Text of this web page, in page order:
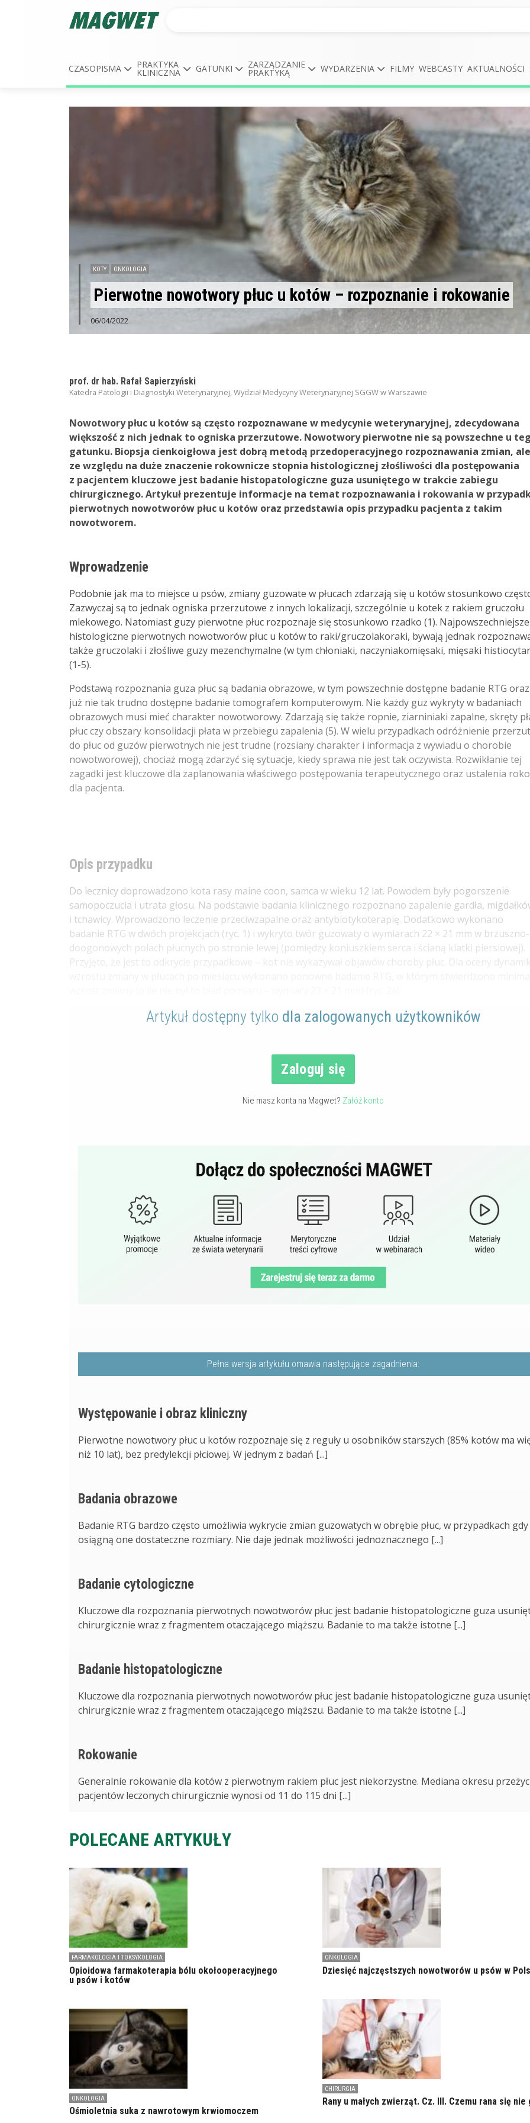
CZASOPISMA PRAKTYKA
KLINICZNA GATUNKI ZARZĄDZANIE
PRAKTYKĄ WYDARZENIA FILMY WEBCASTY AKTUALNOŚCI
KOTY ONKOLOGIA
Pierwotne nowotwory płuc u kotów – rozpoznanie i rokowanie
06/04/2022
prof. dr hab. Rafał Sapierzyński
Katedra Patologii i Diagnostyki Weterynaryjnej, Wydział Medycyny Weterynaryjnej SGGW w Warszawie
Nowotwory płuc u kotów są często rozpoznawane w medycynie weterynaryjnej, zdecydowana
większość z nich jednak to ogniska przerzutowe. Nowotwory pierwotne nie są powszechne u
gatunku. Biopsja cienkoigłowa jest dobrą metodą przedoperacyjnego rozpoznawania zmian, ale
ze względu na duże znaczenie rokownicze stopnia histologicznej złośliwości dla postępowania
z pacjentem kluczowe jest badanie histopatologiczne guza usuniętego w trakcie zabiegu
chirurgicznego. Artykuł prezentuje informacje na temat rozpoznawania i rokowania w
pierwotnych nowotworów płuc u kotów oraz przedstawia opis przypadku pacjenta z takim
nowotworem.
Wprowadzenie
Podobnie jak ma to miejsce u psów, zmiany guzowate w płucach zdarzają się u kotów stosunkowo
Zazwyczaj są to jednak ogniska przerzutowe z innych lokalizacji, szczególnie u kotek z rakiem gruczołu
mlekowego. Natomiast guzy pierwotne płuc rozpoznaje się stosunkowo rzadko (1).
histologiczne pierwotnych nowotworów płuc u kotów to raki/gruczolakoraki, bywają jednak
także gruczolaki i złośliwe guzy mezenchymalne (w tym chłoniaki, naczyniakomięsaki, mięsaki
(1-5).
Podstawą rozpoznania guza płuc są badania obrazowe, w tym powszechnie dostępne badanie RTG
już nie tak trudno dostępne badanie tomografem komputerowym. Nie każdy guz wykryty w badaniach
obrazowych musi mieć charakter nowotworowy. Zdarzają się także ropnie, ziarniniaki zapalne, skręty
płuc czy obszary konsolidacji płata w przebiegu zapalenia (5). W wielu przypadkach odróżnienie
do płuc od guzów pierwotnych nie jest trudne (rozsiany charakter i informacja z wywiadu o chorobie
nowotworowej), chociaż mogą zdarzyć się sytuacje, kiedy sprawa nie jest tak oczywista. Rozwikłanie tej
zagadki jest kluczowe dla zaplanowania właściwego postępowania terapeutycznego oraz ustalenia
dla pacjenta.
Opis przypadku
Do lecznicy doprowadzono kota rasy maine coon, samca w wieku 12 lat. Powodem były pogorszenie
samopoczucia i utrata głosu. Na podstawie badania klinicznego rozpoznano zapalenie gardła,
i tchawicy. Wprowadzono leczenie przeciwzapalne oraz antybiotykoterapię. Dodatkowo wykonano
badanie RTG w dwóch projekcjach (ryc. 1) i wykryto twór guzowaty o wymiarach 22 × 21 mm w brzuszno-
doogonowych polach płucnych po stronie lewej (pomiędzy koniuszkiem serca i ścianą klatki piersiowej).
Przyjęto, że jest to odkrycie przypadkowe – kot nie wykazywał objawów choroby płuc. Dla oceny
Artykuł dostępny tylko dla zalogowanych użytkowników
Zaloguj się
Nie masz konta na Magwet? Załóż konto
Pełna wersja artykułu omawia następujące zagadnienia:
Występowanie i obraz kliniczny
Pierwotne nowotwory płuc u kotów rozpoznaje się z reguły u osobników starszych (85% kotów ma
niż 10 lat), bez predylekcji płciowej. W jednym z badań [...]
Badania obrazowe
Badanie RTG bardzo często umożliwia wykrycie zmian guzowatych w obrębie płuc, w przypadkach gdy
osiągną one dostateczne rozmiary. Nie daje jednak możliwości jednoznacznego [...]
Badanie cytologiczne
Kluczowe dla rozpoznania pierwotnych nowotworów płuc jest badanie histopatologiczne guza
chirurgicznie wraz z fragmentem otaczającego miąższu. Badanie to ma także istotne [...]
Badanie histopatologiczne
Kluczowe dla rozpoznania pierwotnych nowotworów płuc jest badanie histopatologiczne guza
chirurgicznie wraz z fragmentem otaczającego miąższu. Badanie to ma także istotne [...]
Rokowanie
Generalnie rokowanie dla kotów z pierwotnym rakiem płuc jest niekorzystne. Mediana okresu
pacjentów leczonych chirurgicznie wynosi od 11 do 115 dni [...]
POLECANE ARTYKUŁY
FARMAKOLOGIA I TOKSYKOLOGIA
Opioidowa farmakoterapia bólu okołooperacyjnego
u psów i kotów
ONKOLOGIA
Ośmioletnia suka z nawrotowym krwiomoczem
ONKOLOGIA
Dziesięć najczęstszych nowotworów u psów w
CHIRURGIA
Rany u małych zwierząt. Cz. III. Czemu rana się nie